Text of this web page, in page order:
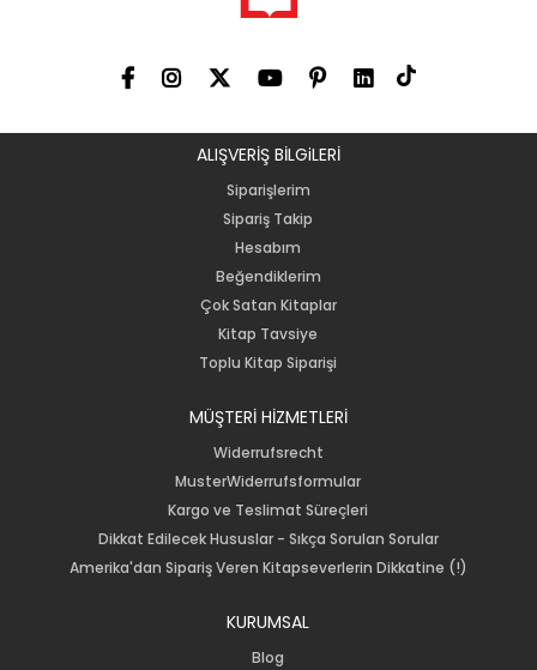
ALIŞVERİŞ BİLGiLERİ
Siparişlerim
Sipariş Takip
Hesabım
Beğendiklerim
Çok Satan Kitaplar
Kitap Tavsiye
Toplu Kitap Siparişi
MÜŞTERİ HİZMETLERİ
Widerrufsrecht
MusterWiderrufsformular
Kargo ve Teslimat Süreçleri
Dikkat Edilecek Hususlar - Sıkça Sorulan Sorular
Amerika'dan Sipariş Veren Kitapseverlerin Dikkatine (!)
KURUMSAL
Blog